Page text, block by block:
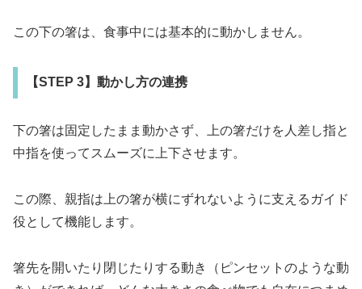
この下の箸は、食事中には基本的に動かしません。
【STEP 3】動かし方の連携
下の箸は固定したまま動かさず、上の箸だけを人差し指と
中指を使ってスムーズに上下させます。
この際、親指は上の箸が横にずれないように支えるガイド
役として機能します。
箸先を開いたり閉じたりする動き（ピンセットのような動